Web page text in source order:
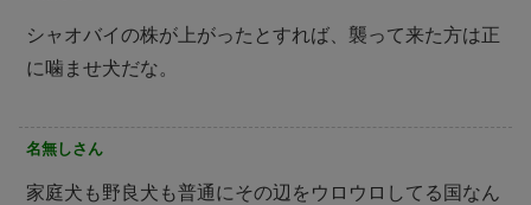
シャオバイの株が上がったとすれば、襲って来た方は正
に噛ませ犬だな。
名無しさん
家庭犬も野良犬も普通にその辺をウロウロしてる国なん